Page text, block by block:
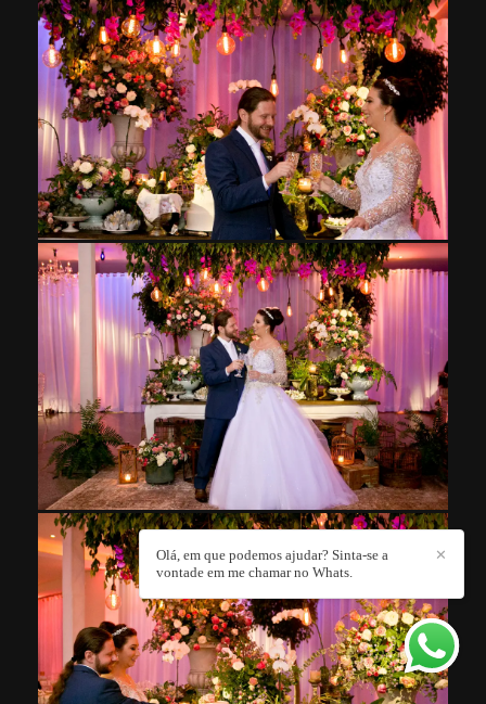
✕
Olá, em que podemos ajudar? Sinta-se a
vontade em me chamar no Whats.